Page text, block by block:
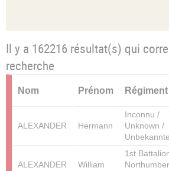
Il y a 162216 résultat(s) qui
recherche
Nom Prénom Régiment
ALEXANDER Hermann
Inconnu /
Unknown /
ALEXANDER William
1st